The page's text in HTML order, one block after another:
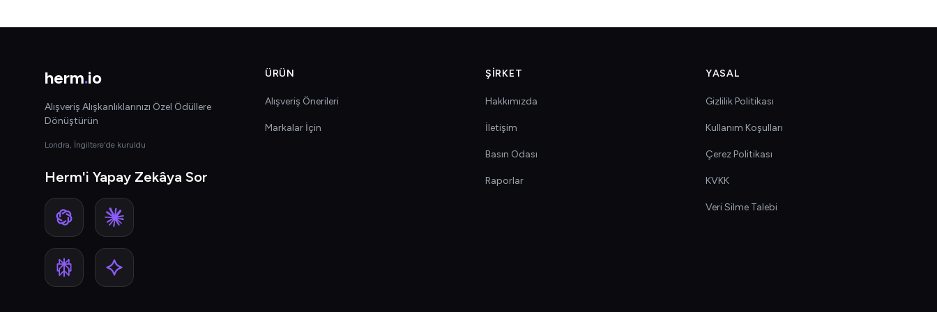
herm.io
Alışveriş Alışkanlıklarınızı Özel Ödüllere
Dönüştürün
Londra, İngiltere'de kuruldu
Herm'i Yapay Zekâya Sor
ÜRÜN
Alışveriş Önerileri
Markalar İçin
ŞIRKET
Hakkımızda
İletişim
Basın Odası
Raporlar
YASAL
Gizlilik Politikası
Kullanım Koşulları
Çerez Politikası
KVKK
Veri Silme Talebi